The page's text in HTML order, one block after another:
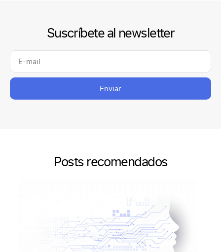
Suscríbete al newsletter
Enviar
Posts recomendados